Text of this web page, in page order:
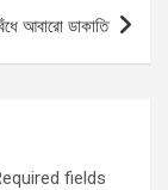
আবারো ডাকাতি
fields